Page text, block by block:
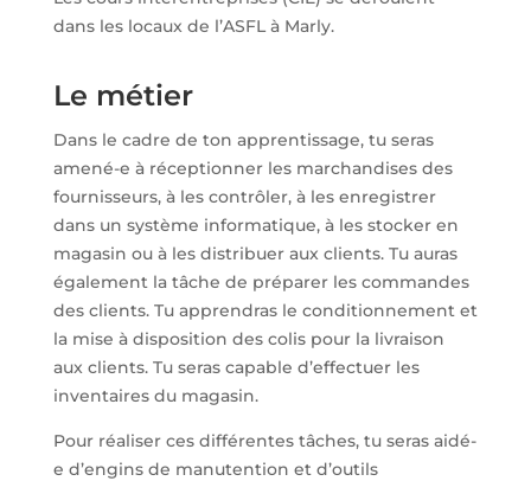
dans les locaux de l’ASFL à Marly.
Le métier
Dans le cadre de ton apprentissage, tu seras
amené-e à réceptionner les marchandises des
fournisseurs, à les contrôler, à les enregistrer
dans un système informatique, à les stocker en
magasin ou à les distribuer aux clients. Tu auras
également la tâche de préparer les commandes
des clients. Tu apprendras le conditionnement et
la mise à disposition des colis pour la livraison
aux clients. Tu seras capable d’effectuer les
inventaires du magasin.
Pour réaliser ces différentes tâches, tu seras aidé-
e d’engins de manutention et d’outils